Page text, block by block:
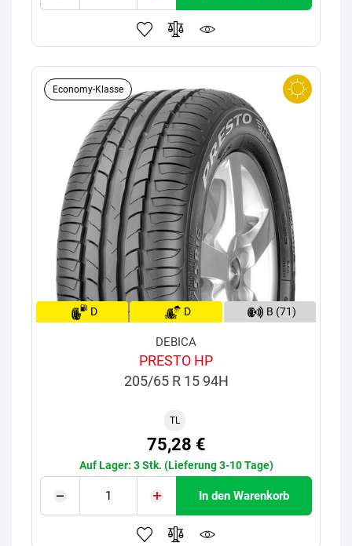
Economy-Klasse
D D B (71)
DEBICA
PRESTO HP
205/65 R 15 94H
TL
75,28 €
Auf Lager: 3 Stk. (Lieferung 3-10 Tage)
In den Warenkorb